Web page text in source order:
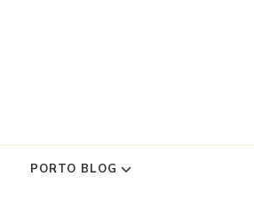
PORTO BLOG